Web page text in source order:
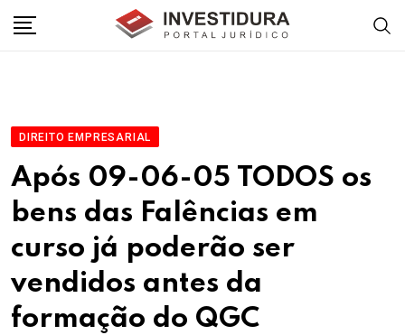
DIREITO EMPRESARIAL
Após 09-06-05 TODOS os
bens das Falências em
curso já poderão ser
vendidos antes da
formação do QGC